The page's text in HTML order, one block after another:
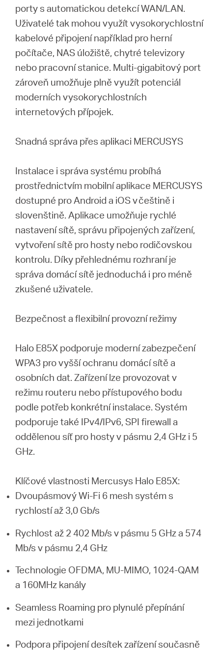
porty s automatickou detekcí WAN/LAN.
Uživatelé tak mohou využít vysokorychlostní
kabelové připojení například pro herní
počítače, NAS úložiště, chytré televizory
nebo pracovní stanice. Multi-gigabitový port
zároveň umožňuje plně využít potenciál
moderních vysokorychlostních
internetových přípojek.
Snadná správa přes aplikaci MERCUSYS
Instalace i správa systému probíhá
prostřednictvím mobilní aplikace MERCUSYS
dostupné pro Android a iOS v češtině i
slovenštině. Aplikace umožňuje rychlé
nastavení sítě, správu připojených zařízení,
vytvoření sítě pro hosty nebo rodičovskou
kontrolu. Díky přehlednému rozhraní je
správa domácí sítě jednoduchá i pro méně
zkušené uživatele.
Bezpečnost a flexibilní provozní režimy
Halo E85X podporuje moderní zabezpečení
WPA3 pro vyšší ochranu domácí sítě a
osobních dat. Zařízení lze provozovat v
režimu routeru nebo přístupového bodu
podle potřeb konkrétní instalace. Systém
podporuje také IPv4/IPv6, SPI firewall a
oddělenou síť pro hosty v pásmu 2,4 GHz i 5
GHz.
Klíčové vlastnosti Mercusys Halo E85X:
Dvoupásmový Wi-Fi 6 mesh systém s
rychlostí až 3,0 Gb/s
Rychlost až 2 402 Mb/s v pásmu 5 GHz a 574
Mb/s v pásmu 2,4 GHz
Technologie OFDMA, MU-MIMO, 1024-QAM
a 160MHz kanály
Seamless Roaming pro plynulé přepínání
mezi jednotkami
Podpora připojení desítek zařízení současně